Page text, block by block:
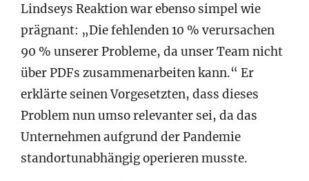
Lindseys Reaktion war ebenso simpel wie
prägnant: „Die fehlenden 10 % verursachen
90 % unserer Probleme, da unser Team nicht
über PDFs zusammenarbeiten kann.“ Er
erklärte seinen Vorgesetzten, dass dieses
Problem nun umso relevanter sei, da das
Unternehmen aufgrund der Pandemie
standortunabhängig operieren musste.